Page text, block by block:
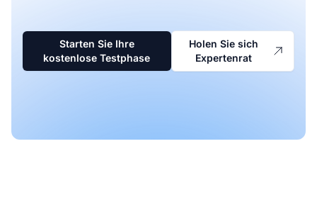
Starten Sie Ihre
kostenlose Testphase
Holen Sie sich
Expertenrat